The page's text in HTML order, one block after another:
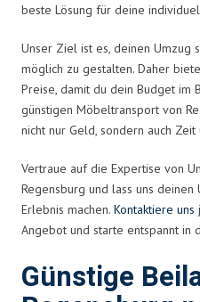
beste Lösung für deine
Unser Ziel ist es, deinen Umzug
möglich zu gestalten. Daher
Preise, damit du dein Budget im
günstigen Möbeltransport von
nicht nur Geld, sondern auch Zeit
Vertraue auf die Expertise von
Regensburg und lass uns
Erlebnis machen. Kontaktiere uns
Angebot und starte entspannt in
Günstige